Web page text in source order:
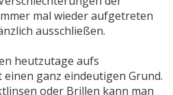
mal wieder aufgetreten
ausschließen.
heutzutage aufs
ganz eindeutigen Grund.
oder Brillen kann man